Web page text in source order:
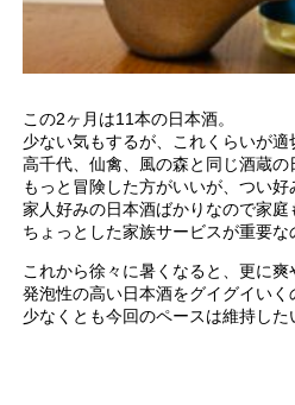
この2ヶ月は11本の日本酒。
少ない気もするが、これくらいが適
高千代、仙禽、風の森と同じ酒蔵の
もっと冒険した方がいいが、つい好
家人好みの日本酒ばかりなので家庭
ちょっとした家族サービスが重要な
これから徐々に暑くなると、更に爽
発泡性の高い日本酒をグイグイいく
少なくとも今回のペースは維持した